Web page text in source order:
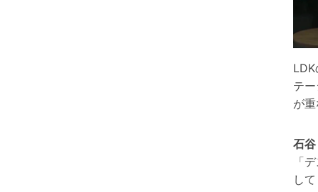
テ
が
石
「
し